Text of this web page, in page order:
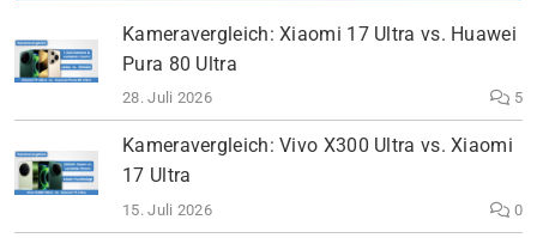
Kameravergleich: Xiaomi 17 Ultra vs. Huawei
Pura 80 Ultra
28. Juli 2026 5
Kameravergleich: Vivo X300 Ultra vs. Xiaomi
17 Ultra
15. Juli 2026 0